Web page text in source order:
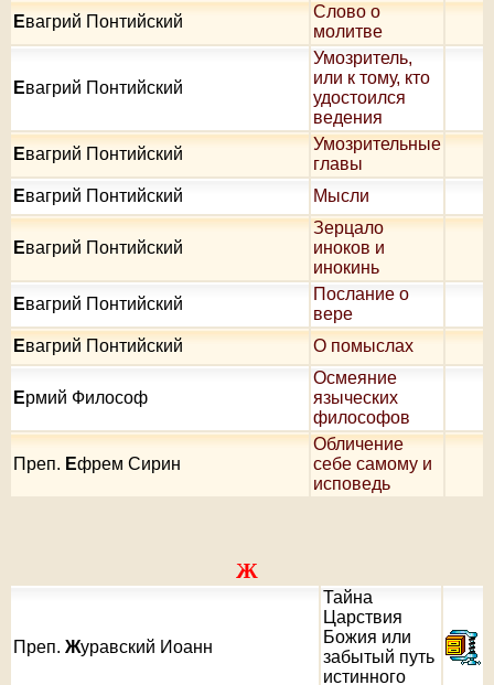
Евагрий Понтийский
Слово о
молитве
Евагрий Понтийский
Умозритель,
или к тому, кто
удостоился
ведения
Евагрий Понтийский
Умозрительные
главы
Евагрий Понтийский Мысли
Евагрий Понтийский
Зерцало
иноков и
инокинь
Евагрий Понтийский
Послание о
вере
Евагрий Понтийский О помыслах
Ермий Философ
Осмеяние
языческих
философов
Преп. Ефрем Сирин
Обличение
себе самому и
исповедь
Ж
Преп. Журавский Иоанн
Тайна
Царствия
Божия или
забытый путь
истинного